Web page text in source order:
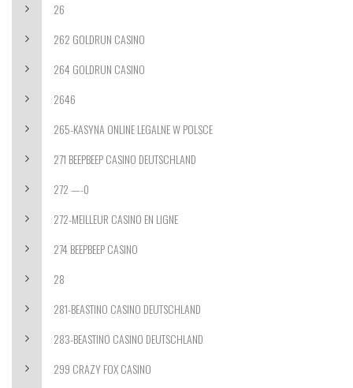
26
262 GOLDRUN CASINO
264 GOLDRUN CASINO
2646
265-KASYNA ONLINE LEGALNE W POLSCE
271 BEEPBEEP CASINO DEUTSCHLAND
272 —-0
272-MEILLEUR CASINO EN LIGNE
274 BEEPBEEP CASINO
28
281-BEASTINO CASINO DEUTSCHLAND
283-BEASTINO CASINO DEUTSCHLAND
299 CRAZY FOX CASINO